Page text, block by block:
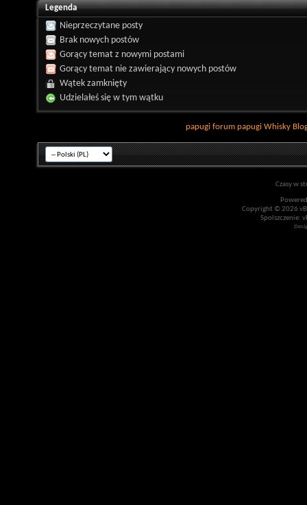
Legenda
Nieprzeczytane posty
Brak nowych postów
Gorący temat z nowymi postami
Gorący temat nie zawierający nowych postów
Wątek zamknięty
Udzielałeś się w tym wątku
papugi forum papugi Whisky
Czasy w
Copyright © 2026
Spolszczenie: